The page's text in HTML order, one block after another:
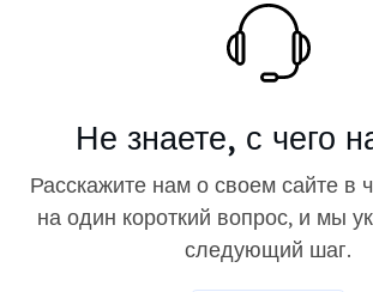
Не знаете, с чего
Расскажите нам о своем сайте в
на один короткий вопрос, и мы
следующий шаг.